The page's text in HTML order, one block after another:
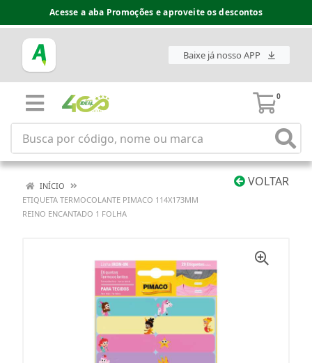
Acesse a aba Promoções e aproveite os descontos
Baixe já nosso APP
0
VOLTAR
INÍCIO
ETIQUETA TERMOCOLANTE PIMACO 114X173MM
REINO ENCANTADO 1 FOLHA